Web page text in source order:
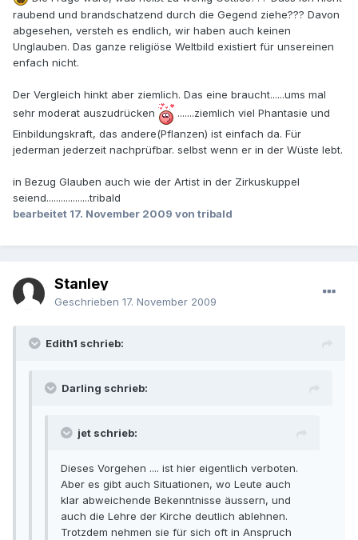
raubend und brandschatzend durch die Gegend ziehe??? Davon
abgesehen, versteh es endlich, wir haben auch keinen
Unglauben. Das ganze religiöse Weltbild existiert für unsereinen
enfach nicht.
Der Vergleich hinkt aber ziemlich. Das eine braucht......ums mal
sehr moderat auszudrücken
.......ziemlich viel Phantasie und
Einbildungskraft, das andere(Pflanzen) ist einfach da. Für
jederman jederzeit nachprüfbar. selbst wenn er in der Wüste lebt.
in Bezug Glauben auch wie der Artist in der Zirkuskuppel
seiend..................tribald
bearbeitet 17. November 2009 von tribald
Stanley
Geschrieben 17. November 2009
Edith1 schrieb:
Darling schrieb:
jet schrieb:
Dieses Vorgehen .... ist hier eigentlich verboten.
Aber es gibt auch Situationen, wo Leute auch
klar abweichende Bekenntnisse äussern, und
auch die Lehre der Kirche deutlich ablehnen.
Trotzdem nehmen sie für sich oft in Anspruch